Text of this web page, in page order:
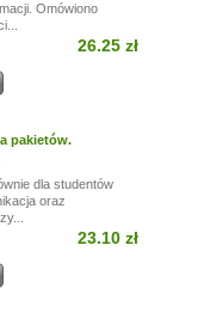
Omówiono
26.25 zł
pakietów.
dla studentów
oraz
23.10 zł